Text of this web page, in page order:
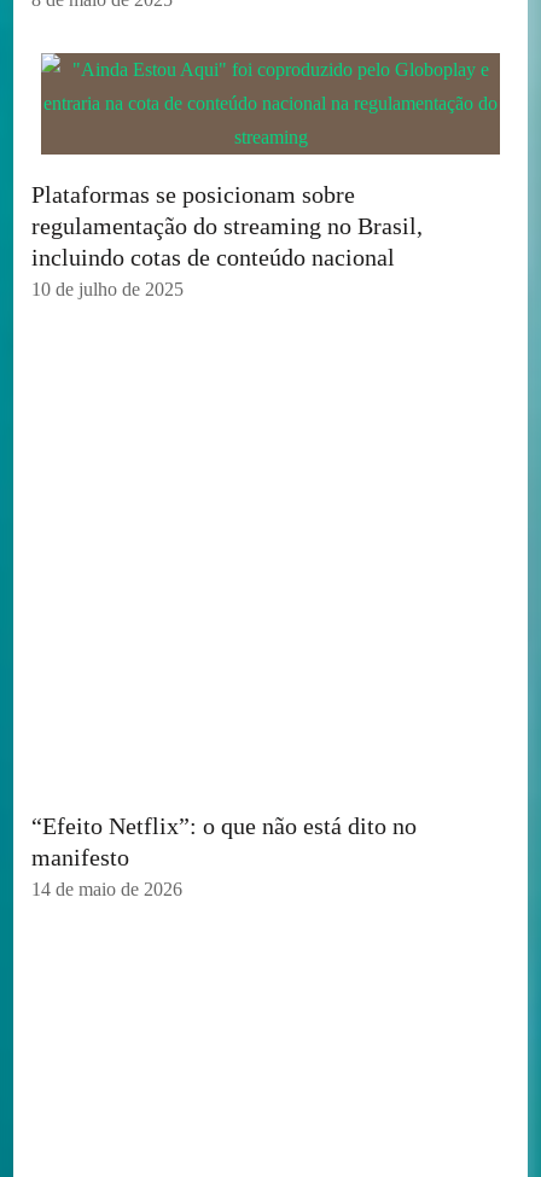
Plataformas se posicionam sobre
regulamentação do streaming no Brasil,
incluindo cotas de conteúdo nacional
10 de julho de 2025
“Efeito Netflix”: o que não está dito no
manifesto
14 de maio de 2026